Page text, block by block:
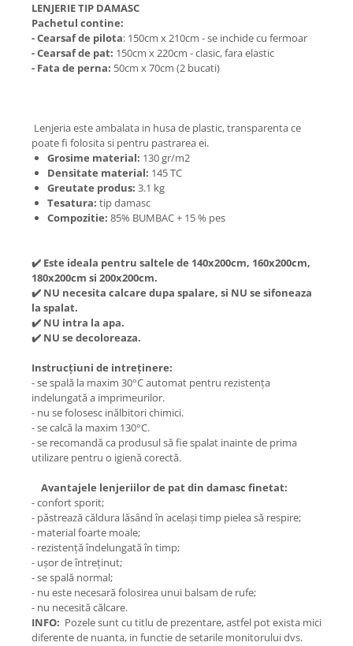
LENJERIE TIP DAMASC
Pachetul contine:
- Cearsaf de pilota: 150cm x 210cm - se inchide cu fermoar
- Cearsaf de pat: 150cm x 220cm - clasic, fara elastic
- Fata de perna: 50cm x 70cm (2 bucati)
Lenjeria este ambalata in husa de plastic, transparenta ce
poate fi folosita si pentru pastrarea ei.
Grosime material: 130 gr/m2
Densitate material: 145 TC
Greutate produs: 3.1 kg
Tesatura: tip damasc
Compozitie: 85% BUMBAC + 15 % pes
✔️ Este ideala pentru saltele de 140x200cm, 160x200cm,
180x200cm si 200x200cm.
✔️ NU necesita calcare dupa spalare, si NU se sifoneaza
la spalat.
✔️ NU intra la apa.
✔️ NU se decoloreaza.
Instrucțiuni de intreținere:
- se spală la maxim 30°C automat pentru rezistența
indelungată a imprimeurilor.
- nu se folosesc inălbitori chimici.
- se calcă la maxim 130°C.
- se recomandă ca produsul să fie spalat inainte de prima
utilizare pentru o igienă corectă.
Avantajele lenjeriilor de pat din damasc finetat:
- confort sporit;
- păstrează căldura lăsând în același timp pielea să respire;
- material foarte moale;
- rezistență îndelungată în timp;
- ușor de întreținut;
- se spală normal;
- nu este necesară folosirea unui balsam de rufe;
- nu necesită călcare.
INFO: Pozele sunt cu titlu de prezentare, astfel pot exista mici
diferente de nuanta, in functie de setarile monitorului dvs.